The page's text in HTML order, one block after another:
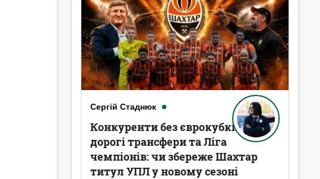
Сергій Стаднюк
Конкуренти без єврокубків,
дорогі трансфери та Ліга
чемпіонів: чи збереже Шахтар
титул УПЛ у новому сезоні